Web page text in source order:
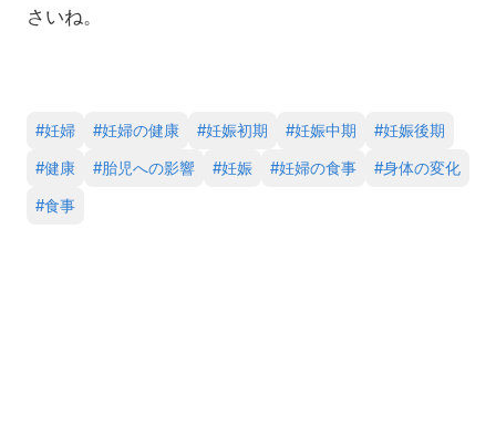
さいね。
#妊婦 #妊婦の健康 #妊娠初期 #妊娠中期 #妊娠後期
#健康 #胎児への影響 #妊娠 #妊婦の食事 #身体の変化
#食事